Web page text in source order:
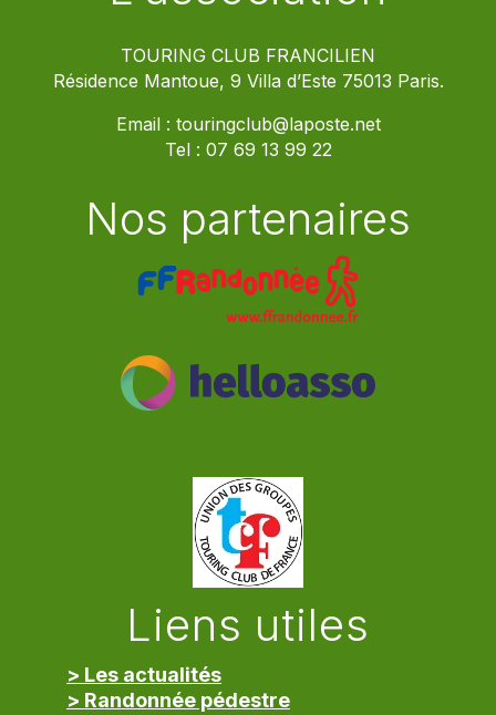
TOURING CLUB FRANCILIEN
Résidence Mantoue, 9 Villa d’Este 75013 Paris.
Email : touringclub@laposte.net
Tel : 07 69 13 99 22
Nos partenaires
Liens utiles
> Les actualités
> Randonnée pédestre